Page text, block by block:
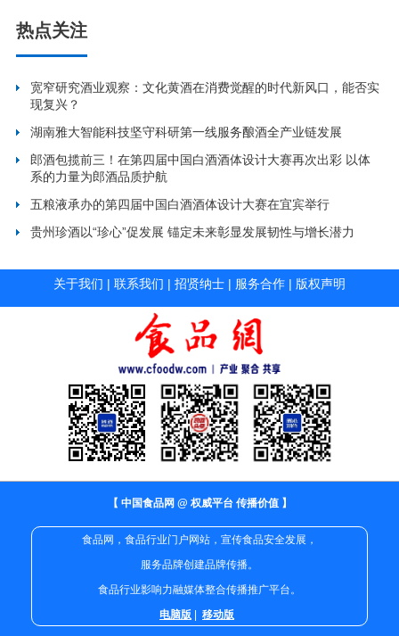
热点关注
宽窄研究酒业观察：文化黄酒在消费觉醒的时代新风口，能否实
现复兴？
湖南雅大智能科技坚守科研第一线服务酿酒全产业链发展
郎酒包揽前三！在第四届中国白酒酒体设计大赛再次出彩 以体
系的力量为郎酒品质护航
五粮液承办的第四届中国白酒酒体设计大赛在宜宾举行
贵州珍酒以“珍心”促发展 锚定未来彰显发展韧性与增长潜力
关于我们 | 联系我们 | 招贤纳士 | 服务合作 | 版权声明
【 中国食品网 @ 权威平台 传播价值 】
食品网，食品行业门户网站，宣传食品安全发展，
服务品牌创建品牌传播。
食品行业影响力融媒体整合传播推广平台。
电脑版
移动版